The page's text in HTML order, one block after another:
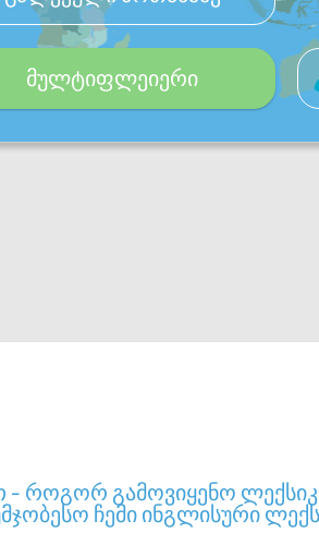
მულტიფლეიერი
- როგორ გამოვიყენო
ჩემი ინგლისური